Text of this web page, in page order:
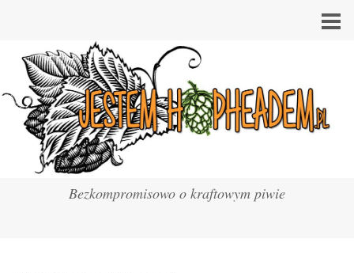
Bezkompromisowo o kraftowym piwie